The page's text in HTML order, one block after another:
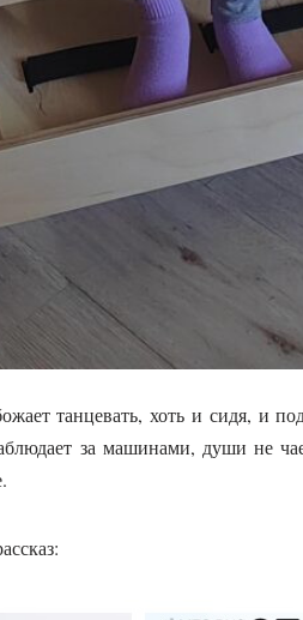
танцевать, хоть и сидя, и
за машинами, души не